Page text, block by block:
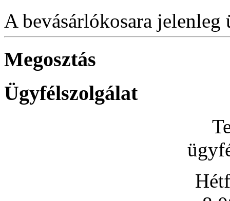
A bevásárlókosara jelenleg
Megosztás
Ügyfélszolgálat